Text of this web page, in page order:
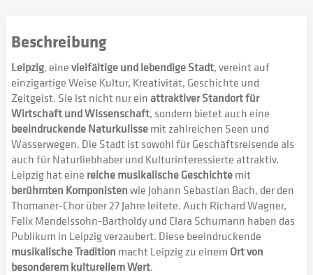
Beschreibung
Leipzig, einevielfältige und lebendige Stadt, vereint auf
einzigartige Weise Kultur, Kreativität, Geschichte und
Zeitgeist. Sie ist nicht nur ein attraktiver Standort für
Wirtschaft und Wissenschaft, sondern bietet auch eine
beeindruckende Naturkulissemit zahlreichen Seen und
Wasserwegen. Die Stadt ist sowohl für Geschäftsreisende als
auch für Naturliebhaber und Kulturinteressierte attraktiv.
Leipzig hat eine reiche musikalische Geschichtemit
berühmten Komponistenwie Johann Sebastian Bach, der den
Thomaner-Chor über 27 Jahre leitete. Auch Richard Wagner,
Felix Mendelssohn-Bartholdy und Clara Schumann haben das
Publikum in Leipzig verzaubert. Diese beeindruckende
musikalische Tradition macht Leipzig zu einem Ort von
besonderem kulturellem Wert.